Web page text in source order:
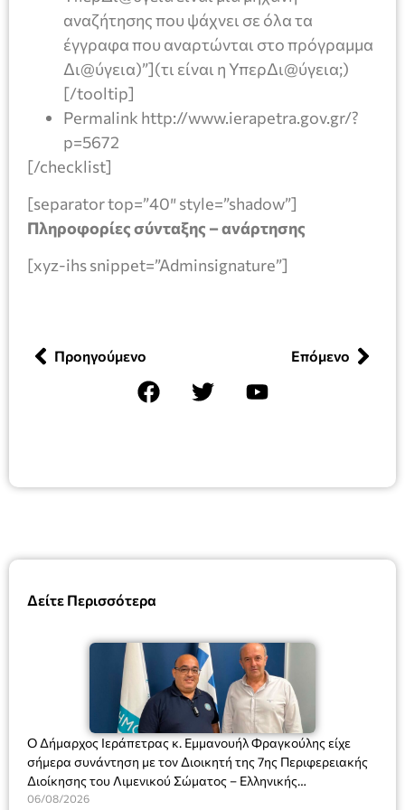
Δείτε Περισσότερα
Ο Δήμαρχος Ιεράπετρας κ. Εμμανουήλ Φραγκούλης είχε
σήμερα συνάντηση με τον Διοικητή της 7ης Περιφερειακής
Διοίκησης του Λιμενικού Σώματος – Ελληνικής
Ακτοφυλακής (Λ.Σ.-ΕΛ.ΑΚΤ.), Αρχιπλοίαρχο Λ.Σ. κ. Ιωάννη
06/08/2026
αναζήτησης που ψάχνει σε όλα τα
έγγραφα που αναρτώνται στο πρόγραμμα
Δι@ύγεια)”](τι είναι η ΥπερΔι@ύγεια;)
[/tooltip]
Permalink http://www.ierapetra.gov.gr/?
p=5672
[/checklist]
[separator top=”40″ style=”shadow”]
Πληροφορίες σύνταξης – ανάρτησης
[xyz-ihs snippet=”Adminsignature”]
Προηγούμενο Επόμενο